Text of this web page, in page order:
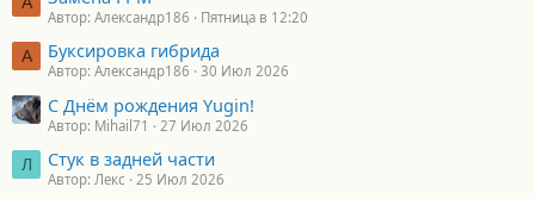
Автор: Александр186 Пятница в 12:20
А Буксировка гибрида
Автор: Александр186 30 Июл 2026
С Днём рождения Yugin!
Автор: Mihail71 27 Июл 2026
Л Стук в задней части
Автор: Лекс 25 Июл 2026